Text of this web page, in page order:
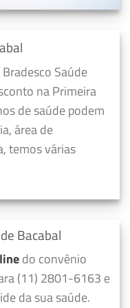
Saúde
na Primeira
de saúde podem
área de
temos várias
Bacabal
do convênio
(11) 2801-6163 e
da sua saúde.